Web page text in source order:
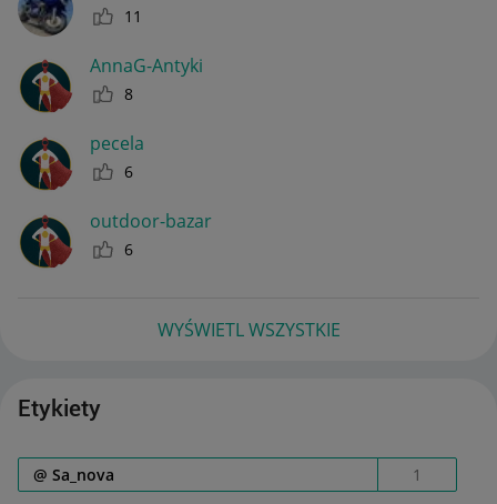
11
AnnaG-Antyki
8
pecela
6
outdoor-bazar
6
WYŚWIETL WSZYSTKIE
Etykiety
@ Sa_nova 1